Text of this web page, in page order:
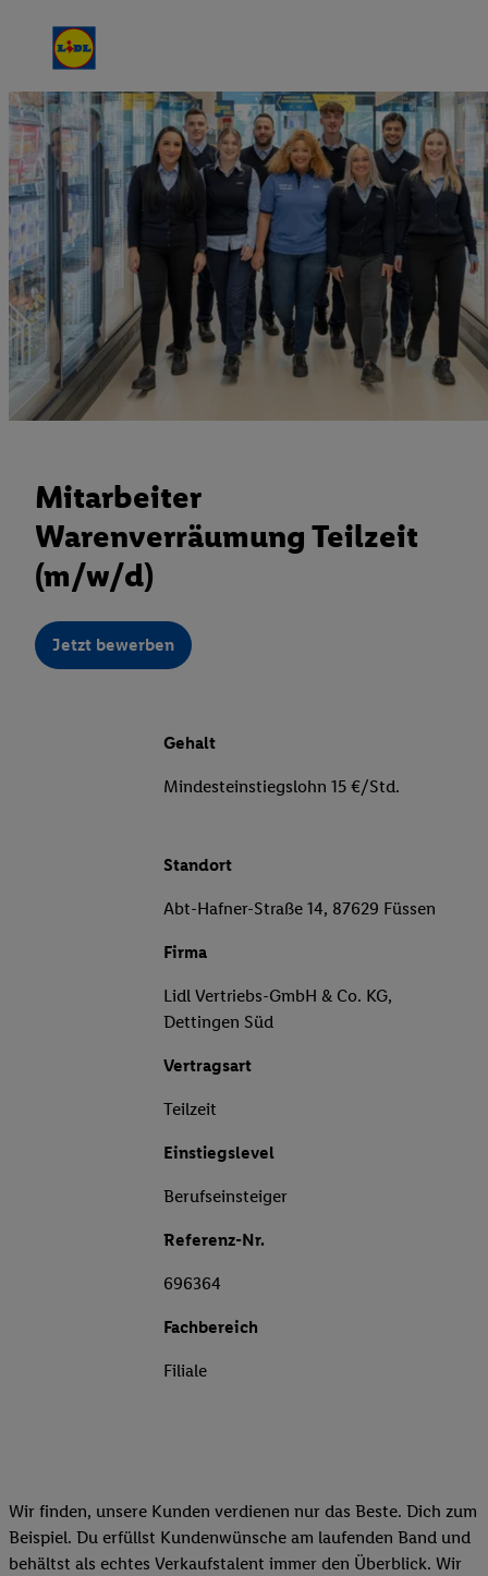
Mitarbeiter
Warenverräumung Teilzeit
(m/w/d)
Jetzt bewerben
Gehalt
Mindesteinstiegslohn 15 €/Std.
Standort
Abt-Hafner-Straße 14, 87629 Füssen
Firma
Lidl Vertriebs-GmbH & Co. KG,
Dettingen Süd
Vertragsart
Teilzeit
Einstiegslevel
Berufseinsteiger
Referenz-Nr.
696364
Fachbereich
Filiale
Wir finden, unsere Kunden verdienen nur das Beste. Dich zum
Beispiel. Du erfüllst Kundenwünsche am laufenden Band und
behältst als echtes Verkaufstalent immer den Überblick. Wir